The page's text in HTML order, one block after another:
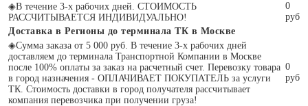
◈В течение 3-х рабочих дней. СТОИМОСТЬ
РАССЧИТЫВАЕТСЯ ИНДИВИДУАЛЬНО!
0
руб
Доставка в Регионы до терминала ТК в Москве
◈Сумма заказа от 5 000 руб. В течение 3-х рабочих дней
доставляем до терминала Транспортной Компании в Москве
после 100% оплаты за заказ на расчетный счет. Перевозку товара
в город назначения - ОПЛАЧИВАЕТ ПОКУПАТЕЛЬ за услуги
ТК. Стоимость доставки в город получателя рассчитывает
компания перевозчика при получении груза!
0
руб